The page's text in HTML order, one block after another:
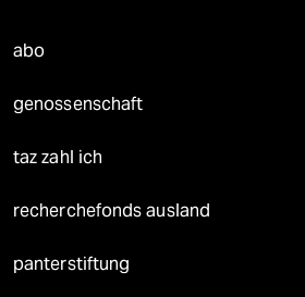
abo
genossenschaft
taz zahl ich
recherchefonds ausland
panterstiftung